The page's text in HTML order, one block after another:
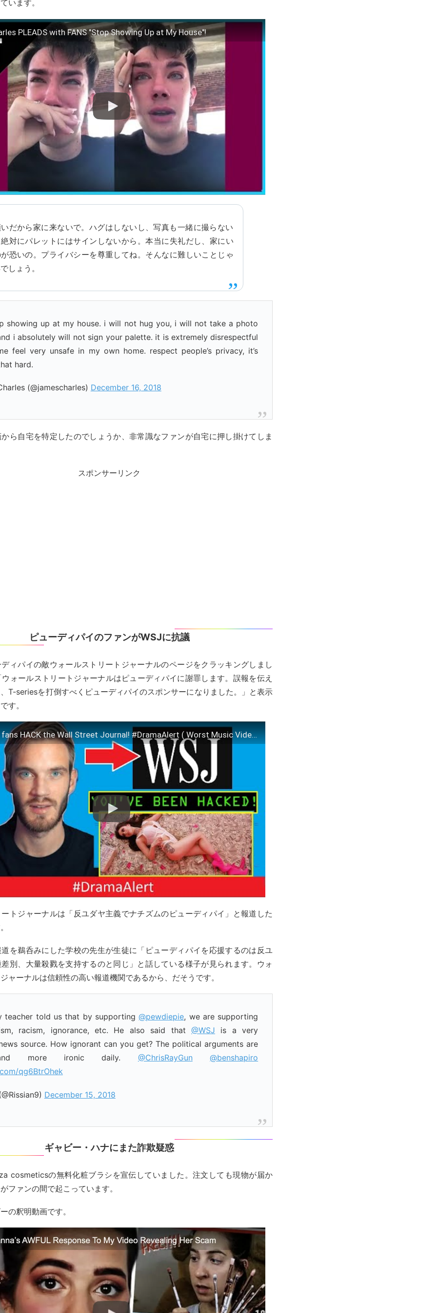
います。
PLEADS with FANS "Stop Showing Up at My House"!
だから家に来ないで。ハグはしないし、写真も一緒に撮らない
絶対にパレットにはサインしないから。本当に失礼だし、家にい
恐いの。プライバシーを尊重してね。そんなに難しいことじゃ
しょう。
showing up at my house. i will not hug you, i will not take a photo
i absolutely will not sign your palette. it is extremely disrespectful
feel very unsafe in my own home. respect people’s privacy, it’s
hard.
(@jamescharles) December 16, 2018
ら自宅を特定したのでしょうか、非常識なファンが自宅に押し掛けてしま
スポンサーリンク
ピューディパイのファンがWSJに抗議
ィパイの敵ウォールストリートジャーナルのページをクラッキングしまし
ォールストリートジャーナルはピューディパイに謝罪します。誤報を伝え
T-seriesを打倒すべくピューディパイのスポンサーになりました。」と表示
す。
PewDiePie fans HACK the Wall Street Journal! #DramaAlert ( Worst Music Video of all time! )
トジャーナルは「反ユダヤ主義でナチズムのピューディパイ」と報道した
を鵜呑みにした学校の先生が生徒に「ピューディパイを応援するのは反ユ
別、大量殺戮を支持するのと同じ」と話している様子が見られます。ウォ
ャーナルは信頼性の高い報道機関であるから、だそうです。
teacher told us that by supporting@pewdiepie, we are supporting
racism, ignorance, etc. He also said that@WSJ is a very
source. How ignorant can you get? The political arguments are
more ironic daily. @ChrisRayGun
@benshapiro
qg6BtrOhek
December 15, 2018
ギャビー・ハナにまた詐欺疑惑
cosmeticsの無料化粧ブラシを宣伝していました。注文しても現物が届か
ファンの間で起こっています。
の釈明動画です。